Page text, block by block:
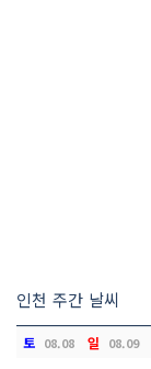
인천 주간 날씨
토 08.08 일 08.09